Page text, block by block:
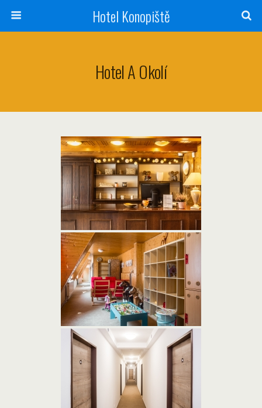
Hotel Konopiště
Hotel A Okolí